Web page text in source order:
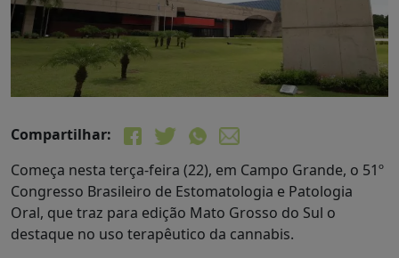
Compartilhar:
Começa nesta terça-feira (22), em Campo Grande, o 51º
Congresso Brasileiro de Estomatologia e Patologia
Oral, que traz para edição Mato Grosso do Sul o
destaque no uso terapêutico da cannabis.